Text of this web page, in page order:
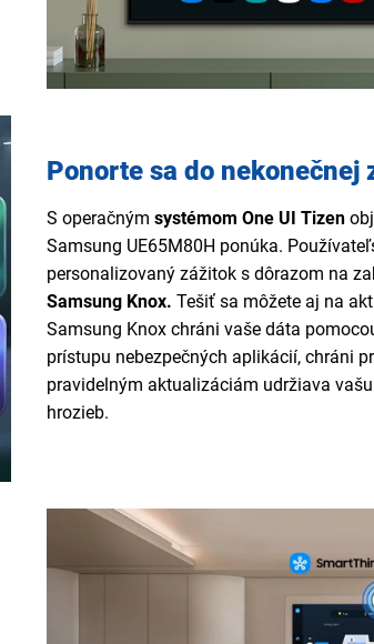
Ponorte sa do nekonečnej
S operačným systémom One UI Tizen
Samsung UE65M80H ponúka.
personalizovaný zážitok s dôrazom na
Samsung Knox. Tešiť sa môžete aj na
Samsung Knox chráni vaše dáta
prístupu nebezpečných aplikácií, chráni
pravidelným aktualizáciám udržiava
hrozieb.